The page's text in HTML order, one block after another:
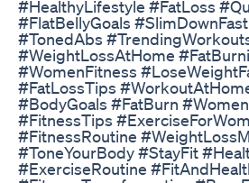
#HealthyLifestyle #FatLoss
#FlatBellyGoals
#TonedAbs
#WeightLossAtHome
#WomenFitness
#FatLossTips
#BodyGoals #FatBurn
#FitnessTips
#FitnessRoutine
#ToneYourBody #StayFit
#ExerciseRoutine